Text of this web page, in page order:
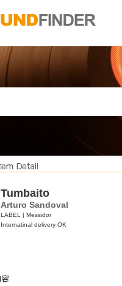
Tumbaito
Arturo Sandoval
LABEL | Messidor
Internatinal delivery OK